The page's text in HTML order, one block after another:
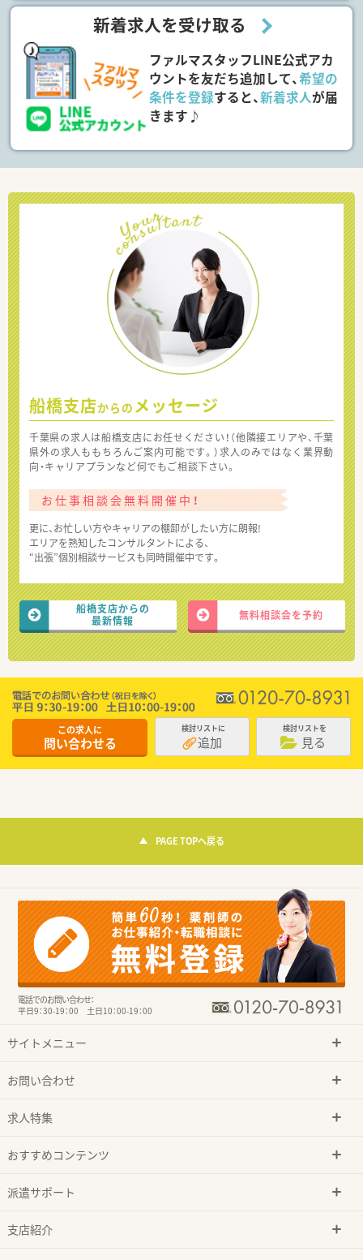
新着求人を受け取る
ファルマスタッフLINE公式アカ
ウントを友だち追加して、希望の
条件を登録すると、新着求人が届
きます♪
船橋支店からの メッセージ
千葉県の求人は船橋支店にお任せください！（他隣接エリアや、千葉
県外の求人ももちろんご案内可能です。）求人のみではなく業界動
向・キャリアプランなど何でもご相談下さい。
お仕事相談会無料開催中！
更に、お忙しい方やキャリアの棚卸がしたい方に朗報!
エリアを熟知したコンサルタントによる、
“出張”個別相談サービスも同時開催中です。
船橋支店からの
最新情報
無料相談会を予約
この求人に
問い合わせる
検討リストに
追加
検討リストを
見る
PAGE TOPへ戻る
電話でのお問い合わせ：
平日9：30-19：00 土日10：00-19：00
サイトメニュー
お問い合わせ
求人特集
おすすめコンテンツ
派遣サポート
支店紹介